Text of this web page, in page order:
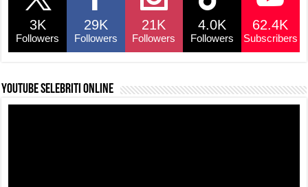
3K
Followers
29K
Followers
21K
Followers
4.0K
Followers
62.4K
Subscribers
YouTube selebriti online